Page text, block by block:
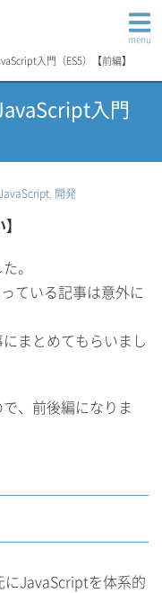
menu
入門（ES5）【前編】
入門
, 開発
。
ている記事は意外に
まとめてもらいまし
、前後編になりま
にJavaScriptを体系的